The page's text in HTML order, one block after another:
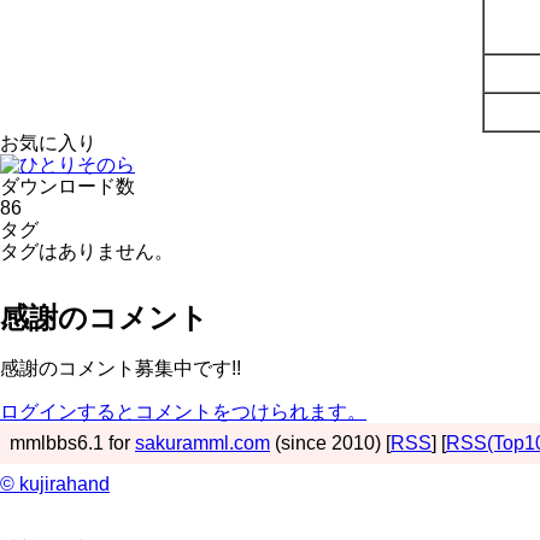
お気に入り
ダウンロード数
86
タグ
タグはありません。
感謝のコメント
感謝のコメント募集中です!!
ログインするとコメントをつけられます。
mmlbbs6.1 for sakuramml.com (since 2010) [RSS] [
© kujirahand